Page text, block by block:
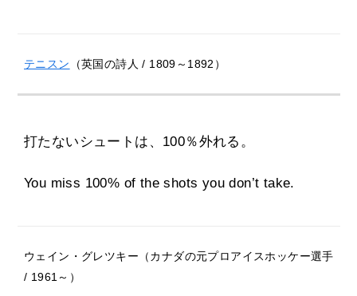
テニスン （英国の詩人 / 1809～1892）
打たないシュートは、100％外れる。
You miss 100% of the shots you don’t take.
ウェイン・グレツキー（カナダの元プロアイスホッケー選手
/ 1961～）